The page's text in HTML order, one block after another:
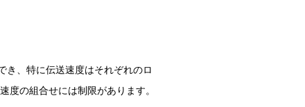
き、特に伝送速度はそれぞれのロ
の組合せには制限があります。